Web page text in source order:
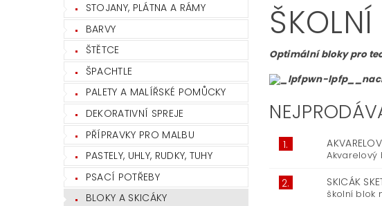
STOJANY, PLÁTNA A RÁMY
BARVY
ŠTĚTCE
ŠPACHTLE
PALETY A MALÍŘSKÉ POMŮCKY
DEKORATIVNÍ SPREJE
PŘÍPRAVKY PRO MALBU
PASTELY, UHLY, RUDKY, TUHY
PSACÍ POTŘEBY
BLOKY A SKICÁKY
Optimální bloky pro
1.
Akvarelový
2. SKICÁK
školní blok